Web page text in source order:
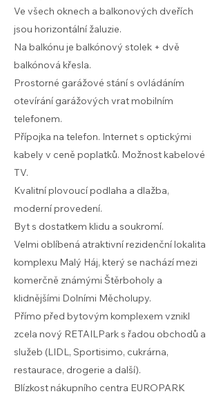
Ve všech oknech a balkonových dveřích
jsou horizontální žaluzie.
Na balkónu je balkónový stolek + dvě
balkónová křesla.
Prostorné garážové stání s ovládáním
otevírání garážových vrat mobilním
telefonem.
Přípojka na telefon. Internet s optickými
kabely v ceně poplatků. Možnost kabelové
TV.
Kvalitní plovoucí podlaha a dlažba,
moderní provedení.
Byt s dostatkem klidu a soukromí.
Velmi oblíbená atraktivní rezidenční lokalita
komplexu Malý Háj, který se nachází mezi
komerčně známými Štěrboholy a
klidnějšími Dolními Měcholupy.
Přímo před bytovým komplexem vznikl
zcela nový RETAILPark s řadou obchodů a
služeb (LIDL, Sportisimo, cukrárna,
restaurace, drogerie a další).
Blízkost nákupního centra EUROPARK